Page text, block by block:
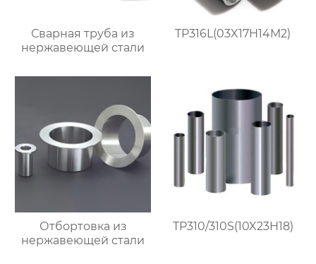
Сварная труба из
нержавеющей стали
TP316L(03X17H14M2)
Отбортовка из
нержавеющей стали
TP310/310S(10X23H18)